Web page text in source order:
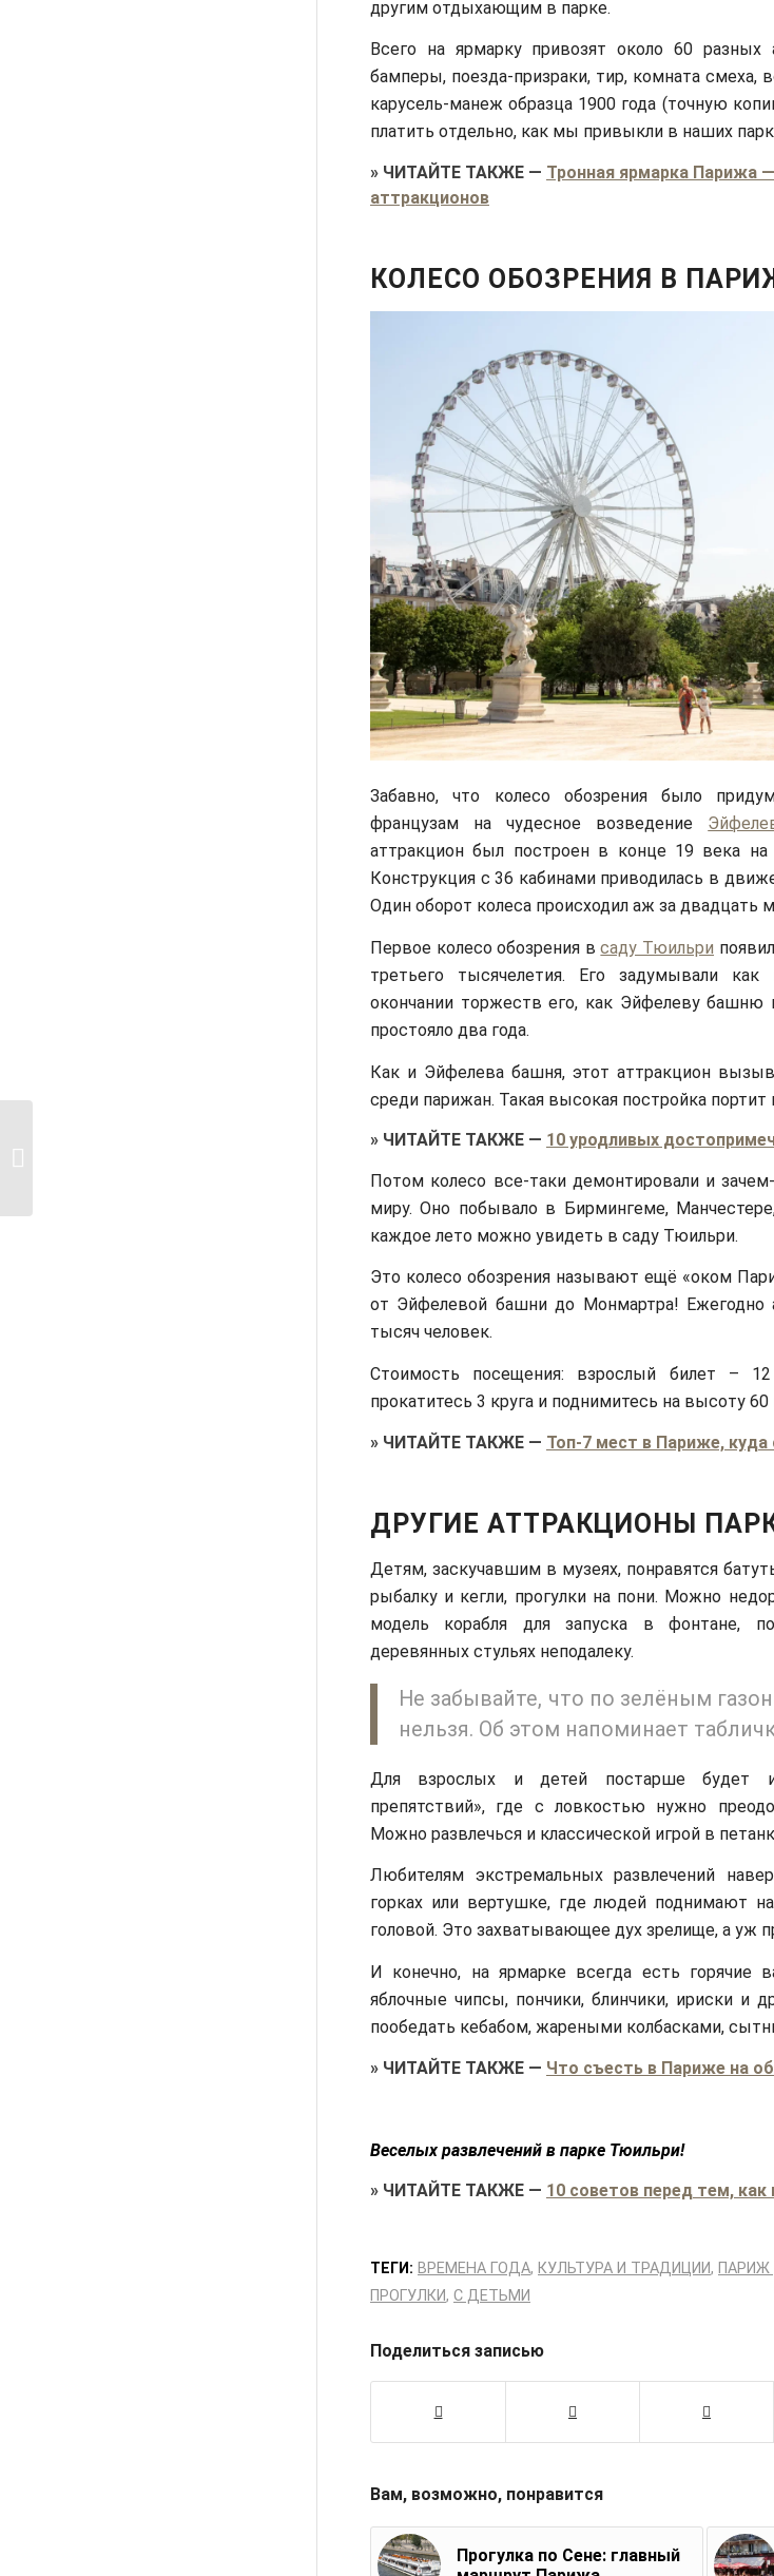
другим отдыхающим в парке.
Всего на ярмарку привозят около 60 разных
бамперы, поезда-призраки, тир, комната смеха,
карусель-манеж образца 1900 года (точную
платить отдельно, как мы привыкли в наших
» ЧИТАЙТЕ ТАКЖЕ — Тронная ярмарка Парижа
аттракционов
КОЛЕСО ОБОЗРЕНИЯ В
Забавно, что колесо обозрения было
французам на чудесное возведение
аттракцион был построен в конце 19 века
Конструкция с 36 кабинами приводилась в
Один оборот колеса происходил аж за двадцать
Первое колесо обозрения всаду Тюильри
третьего тысячелетия. Его задумывали
окончании торжеств его, как Эйфелеву башню
простояло два года.
Как и Эйфелева башня, этот аттракцион
среди парижан. Такая высокая постройка портит
» ЧИТАЙТЕ ТАКЖЕ — 10 уродливых
Потом колесо все-таки демонтировали и
миру. Оно побывало в Бирмингеме,
каждое лето можно увидеть в саду Тюильри.
Это колесо обозрения называют ещё «оком
от Эйфелевой башни до Монмартра! Ежегодно
тысяч человек.
Стоимость посещения: взрослый билет –
прокатитесь 3 круга и поднимитесь на высоту 60
» ЧИТАЙТЕ ТАКЖЕ — Топ-7 мест в Париже,
ДРУГИЕ АТТРАКЦИОНЫ
Детям, заскучавшим в музеях, понравятся
рыбалку и кегли, прогулки на пони. Можно
модель корабля для запуска в фонтане,
деревянных стульях неподалеку.
Не забывайте, что по зелёным
нельзя. Об этом напоминает
Для взрослых и детей постарше будет
препятствий», где с ловкостью нужно
Можно развлечься и классической игрой в
Любителям экстремальных развлечений
горках или вертушке, где людей поднимают
головой. Это захватывающее дух зрелище, а уж
И конечно, на ярмарке всегда есть горячие
яблочные чипсы, пончики, блинчики, ириски и
пообедать кебабом, жареными колбасками,
» ЧИТАЙТЕ ТАКЖЕ — Что съесть в Париже на
Веселых развлечений в парке Тюильри!
» ЧИТАЙТЕ ТАКЖЕ — 10 советов перед тем,
ТЕГИ: ВРЕМЕНА ГОДА, КУЛЬТУРА И ТРАДИЦИИ, ПАРИЖ
ПРОГУЛКИ, С ДЕТЬМИ
Поделиться записью
Вам, возможно, понравится
Прогулка по Сене: главный